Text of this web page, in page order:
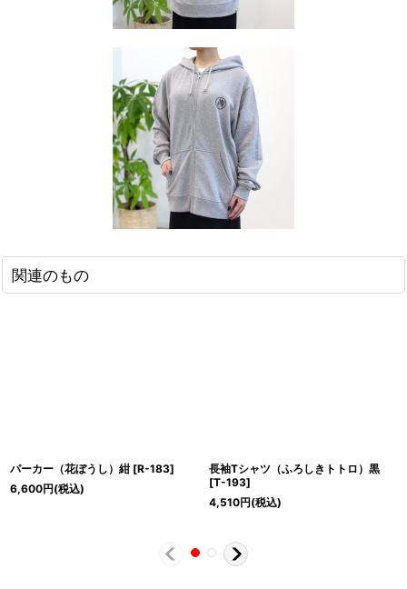
関連のもの
パーカー（花ぼうし）紺 [R-183]
6,600円(税込)
長袖Tシャツ（ふろしきトトロ）黒
[T-193]
4,510円(税込)